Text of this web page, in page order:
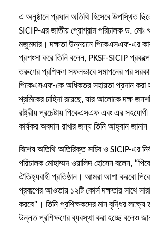
এ অনুষ্ঠানে প্রধান অতিথি হিসেবে উপস্থিত
SICIP-এর জাতীয় প্রোগ্রাম পরিচালক ড. মোঃ
মজুমদার। দক্ষতা উন্নয়নে পিকেএসএফ-এর
প্রশংসাকরে তিনি বলেন, PKSF-SICIP
তরুণের প্রশিক্ষণ সফলভাবেসমাপনেরপর
পিকেএসএফ-কে অধিকতর সহায়তা প্রদান করা
শ্রমিকের চাহিদা রয়েছে, যার আলোকে দক্ষ
রাষ্ট্রীয় প্রচেষ্টায় পিকেএসএফ এবং এর সহযোগী
কার্যকরঅবদান রাখার জন্য তিনি আহ্বান
বিশেষ অতিথি অতিরিক্ত সচিব ও SICIP-এর
পরিচালক মোহাম্মদ ওয়ালিদ হোসেন বলেন,
ঐতিহ্যবাহী প্রতিষ্ঠান। আমরা আশা করবো
প্রকল্পের আওতায় ১২টি কোর্স দক্ষতার সাথে
করবে” । তিনি প্রশিক্ষকদের মান বৃদ্ধির লক্ষ্যে
উন্নত প্রশিক্ষণের ব্যবস্থা করাহচ্ছে বলেও